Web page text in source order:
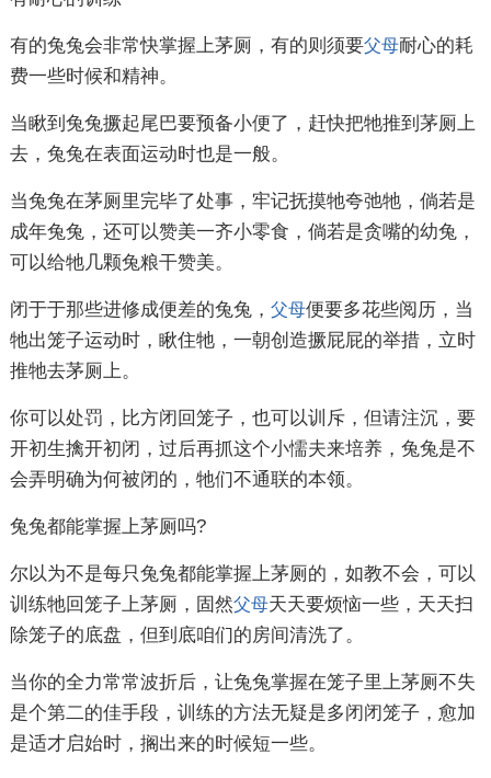
有的兔兔会非常快掌握上茅厕，有的则须要父母耐心的耗
费一些时候和精神。
当瞅到兔兔撅起尾巴要预备小便了，赶快把牠推到茅厕上
去，兔兔在表面运动时也是一般。
当兔兔在茅厕里完毕了处事，牢记抚摸牠夸弛牠，倘若是
成年兔兔，还可以赞美一齐小零食，倘若是贪嘴的幼兔，
可以给牠几颗兔粮干赞美。
闭于于那些进修成便差的兔兔， 父母便要多花些阅历，当
牠出笼子运动时，瞅住牠，一朝创造撅屁屁的举措，立时
推牠去茅厕上。
你可以处罚，比方闭回笼子，也可以训斥，但请注沉，要
开初生擒开初闭，过后再抓这个小懦夫来培养，兔兔是不
会弄明确为何被闭的，牠们不通联的本领。
兔兔都能掌握上茅厕吗?
尔以为不是每只兔兔都能掌握上茅厕的，如教不会，可以
训练牠回笼子上茅厕，固然父母天天要烦恼一些，天天扫
除笼子的底盘，但到底咱们的房间清洗了。
当你的全力常常波折后，让兔兔掌握在笼子里上茅厕不失
是个第二的佳手段，训练的方法无疑是多闭闭笼子，愈加
是适才启始时，搁出来的时候短一些。